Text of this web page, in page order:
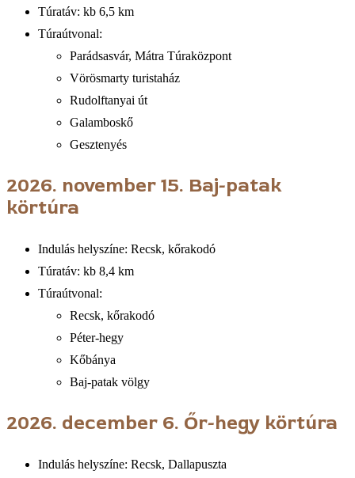
Túratáv: kb 6,5 km
Túraútvonal:
Parádsasvár, Mátra Túraközpont
Vörösmarty turistaház
Rudolftanyai út
Galamboskő
Gesztenyés
2026. november 15. Baj-patak
körtúra
Indulás helyszíne: Recsk, kőrakodó
Túratáv: kb 8,4 km
Túraútvonal:
Recsk, kőrakodó
Péter-hegy
Kőbánya
Baj-patak völgy
2026. december 6. Őr-hegy körtúra
Indulás helyszíne: Recsk, Dallapuszta